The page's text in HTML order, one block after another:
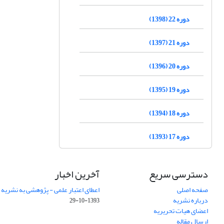
دوره 22 (1398)
دوره 21 (1397)
دوره 20 (1396)
دوره 19 (1395)
دوره 18 (1394)
دوره 17 (1393)
دسترسی سریع
صفحه اصلی
درباره نشریه
اعضای هیات تحریریه
ارسال مقاله
آخرین اخبار
اعطای اعتبار علمی - پژوهشی به
1393-10-29